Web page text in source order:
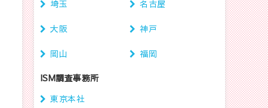
埼玉 名古屋
大阪 神戸
岡山 福岡
ISM調査事務所
東京本社